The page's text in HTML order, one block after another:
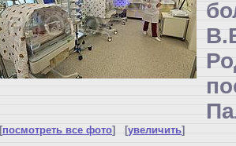
[посмотреть все фото] [увеличить]